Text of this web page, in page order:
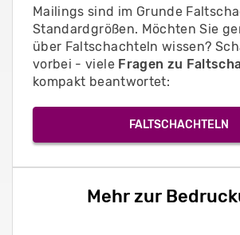
Mailings sind im Grunde
Standardgrößen. Möchten Sie
über Faltschachteln wissen?
vorbei - viele Fragen zu
kompakt beantwortet:
FALTSCHACHTELN
Mehr zur